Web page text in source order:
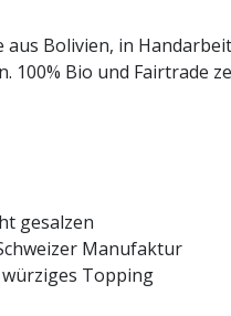
Bolivien, in
100% Bio und Fairtrade
gesalzen
Manufaktur
Topping